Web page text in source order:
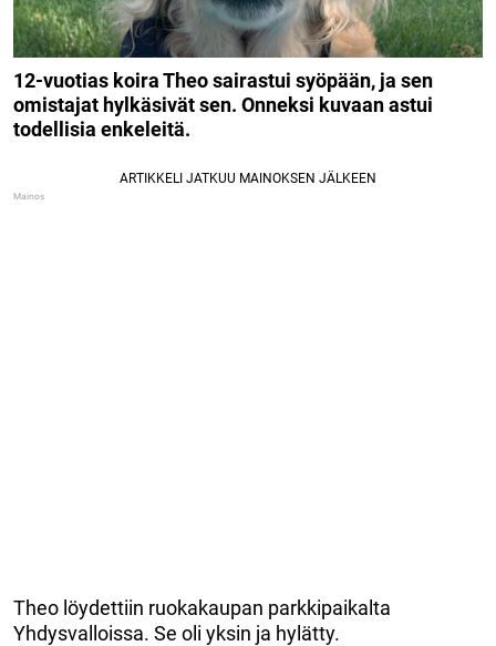
12-vuotias koira Theo sairastui syöpään, ja sen
omistajat hylkäsivät sen. Onneksi kuvaan astui
todellisia enkeleitä.
Theo löydettiin ruokakaupan parkkipaikalta
Yhdysvalloissa. Se oli yksin ja hylätty.